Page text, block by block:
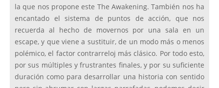
la que nos propone este The Awakening. También nos ha
encantado el sistema de puntos de acción, que nos
recuerda al hecho de movernos por una sala en un
escape, y que viene a sustituir, de un modo más o menos
polémico, el factor contrarreloj más clásico. Por todo esto,
por sus múltiples y frustrantes finales, y por su suficiente
duración como para desarrollar una historia con sentido